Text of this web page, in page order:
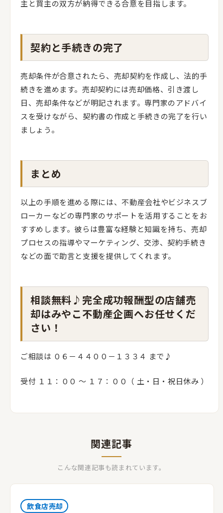
主と買主の双方が納得できる合意を目指します。
契約と手続きの完了
売却条件が合意されたら、売却契約を作成し、法的手
続きを進めます。売却契約には売却価格、引き渡し
日、売却条件などが明記されます。専門家のアドバイ
スを受けながら、契約書の作成と手続きの完了を行い
ましょう。
まとめ
以上の手順を進める際には、不動産会社やビジネスブ
ローカーなどの専門家のサポートを活用することをお
すすめします。彼らは豊富な経験と知識を持ち、売却
プロセスの指導やマーケティング、交渉、契約手続き
などの面で助言と支援を提供してくれます。
相談無料♪完全成功報酬型の店舗売
却はみやこ不動産企画へお任せくだ
さい！
ご相談は ０６－４４００－１３３４ まで♪
受付 １１：００ 〜 １７：００（ 土・日・祝日休み ）
関連記事
こんな関連記事も読まれています。
飲食店売却